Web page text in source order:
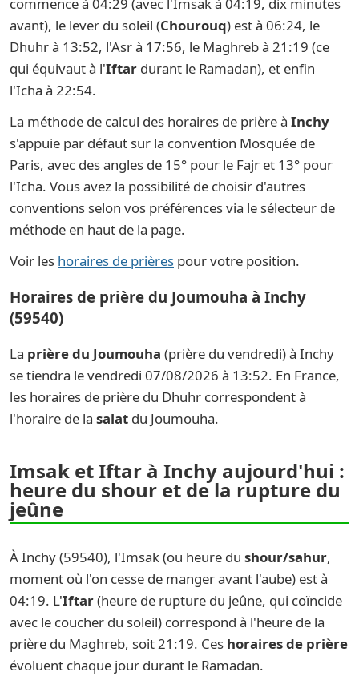
avant), le lever du soleil (Chourouq) est à 06:24, le
Dhuhr à 13:52, l'Asr à 17:56, le Maghreb à 21:19 (ce
qui équivaut à l'Iftar durant le Ramadan), et enfin
l'Icha à 22:54.
La méthode de calcul des horaires de prière à Inchy
s'appuie par défaut sur la convention Mosquée de
Paris, avec des angles de 15° pour le Fajr et 13° pour
l'Icha. Vous avez la possibilité de choisir d'autres
conventions selon vos préférences via le sélecteur de
méthode en haut de la page.
Voir les horaires de prières pour votre position.
Horaires de prière du Joumouha à Inchy
(59540)
La prière du Joumouha (prière du vendredi) à Inchy
se tiendra le vendredi 07/08/2026 à 13:52. En France,
les horaires de prière du Dhuhr correspondent à
l'horaire de la salat du Joumouha.
Imsak et Iftar à Inchy aujourd'hui :
heure du shour et de la rupture du
jeûne
À Inchy (59540), l'Imsak (ou heure du shour/sahur,
moment où l'on cesse de manger avant l'aube) est à
04:19. L'Iftar(heure de rupture du jeûne, qui coïncide
avec le coucher du soleil) correspond à l'heure de la
prière du Maghreb, soit 21:19. Ces horaires de prière
évoluent chaque jour durant le Ramadan.